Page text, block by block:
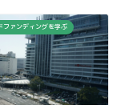
ファンディングを学ぶ